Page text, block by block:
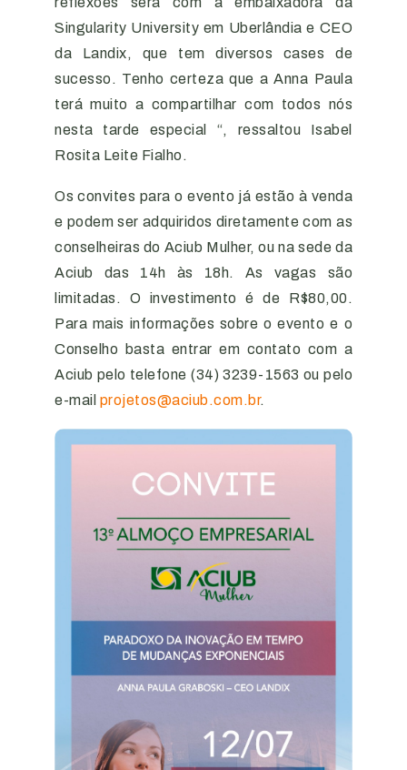
Singularity University em Uberlândia e CEO
da Landix, que tem diversos cases de
sucesso. Tenho certeza que a Anna Paula
terá muito a compartilhar com todos nós
nesta tarde especial “, ressaltou Isabel
Rosita Leite Fialho.
Os convites para o evento já estão à venda
e podem ser adquiridos diretamente com as
conselheiras do Aciub Mulher, ou na sede da
Aciub das 14h às 18h. As vagas são
limitadas. O investimento é de R$80,00.
Para mais informações sobre o evento e o
Conselho basta entrar em contato com a
Aciub pelo telefone (34) 3239-1563 ou pelo
e-mail projetos@aciub.com.br.